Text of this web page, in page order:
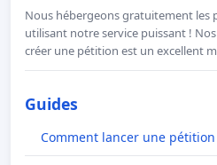
Nous hébergeons gratuitement les
utilisant notre service puissant !
créer une pétition est un excellent
Guides
Comment lancer une